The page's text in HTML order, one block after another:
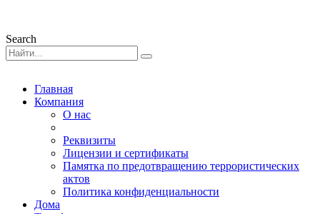
Search
Главная
Компания
О нас
Реквизиты
Лицензии и сертификаты
Памятка по предотвращению террористических
актов
Политика конфиденциальности
Дома